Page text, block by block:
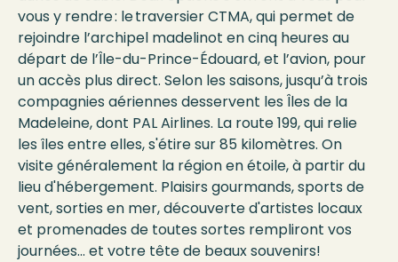
vous y rendre : le traversier CTMA, qui permet de
rejoindre l’archipel madelinot en cinq heures au
départ de l’Île-du-Prince-Édouard, et l’avion, pour
un accès plus direct. Selon les saisons, jusqu’à trois
compagnies aériennes desservent les Îles de la
Madeleine, dont PAL Airlines. La route 199, qui relie
les îles entre elles, s'étire sur 85 kilomètres. On
visite généralement la région en étoile, à partir du
lieu d'hébergement. Plaisirs gourmands, sports de
vent, sorties en mer, découverte d'artistes locaux
et promenades de toutes sortes rempliront vos
journées... et votre tête de beaux souvenirs!